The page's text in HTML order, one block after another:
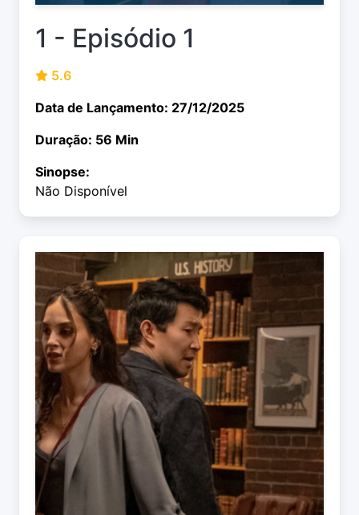
1 - Episódio 1
5.6
Data de Lançamento: 27/12/2025
Duração: 56 Min
Sinopse:
Não Disponível